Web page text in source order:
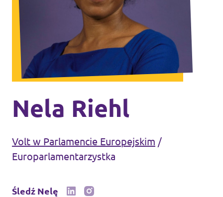
Volt Wielka Brytania
Volt Włochy
Wydarzenia
Często zadawane pytania
Wesprzyj nas
Nela Riehl
Volt w Parlamencie Europejskim /
Europarlamentarzystka
Śledź Nelę